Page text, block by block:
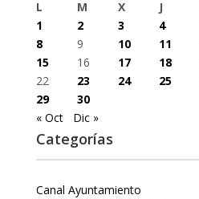
L M X J
1
2 3 4
8
9 10 11
15
16 17 18
22
23 24 25
29
30
« Oct
Dic »
Categorías
Canal Ayuntamiento